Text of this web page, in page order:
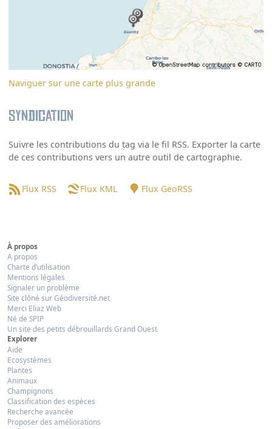
Naviguer sur une carte plus grande
Syndication
Suivre les contributions du tag via le fil RSS. Exporter la carte
de ces contributions vers un autre outil de cartographie.
Flux RSS Flux KML Flux GeoRSS
À propos
A propos
Charte d’utilisation
Mentions légales
Signaler un problème
Site clôné sur Géodiversité.net
Merci Eliaz Web
Né de SPIP
Un site des petits débrouillards Grand Ouest
Explorer
Aide
Ecosystèmes
Plantes
Animaux
Champignons
Classification des espèces
Recherche avancée
Proposer des améliorations